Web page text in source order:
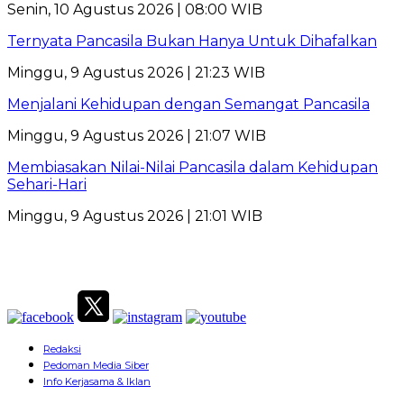
Senin, 10 Agustus 2026 | 08:00 WIB
Ternyata Pancasila Bukan Hanya Untuk Dihafalkan
Minggu, 9 Agustus 2026 | 21:23 WIB
Menjalani Kehidupan dengan Semangat Pancasila
Minggu, 9 Agustus 2026 | 21:07 WIB
Membiasakan Nilai-Nilai Pancasila dalam Kehidupan
Sehari-Hari
Minggu, 9 Agustus 2026 | 21:01 WIB
Redaksi
Pedoman Media Siber
Info Kerjasama & Iklan